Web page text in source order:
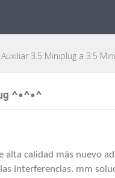
3.5 Miniplug a 3.5
^•^•^
alta calidad más nuevo
interferencias. mm